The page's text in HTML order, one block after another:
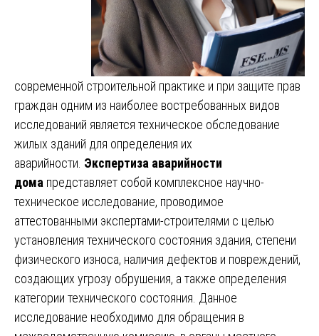
современной строительной практике и при защите прав
граждан одним из наиболее востребованных видов
исследований является техническое обследование
жилых зданий для определения их
аварийности. Экспертиза аварийности
дома представляет собой комплексное научно-
техническое исследование, проводимое
аттестованными экспертами-строителями с целью
установления технического состояния здания, степени
физического износа, наличия дефектов и повреждений,
создающих угрозу обрушения, а также определения
категории технического состояния. Данное
исследование необходимо для обращения в